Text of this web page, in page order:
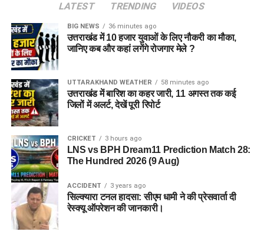
LATEST TRENDING VIDEOS
BIG NEWS 36 minutes ago
उत्तराखंड में 10 हजार युवाओं के लिए नौकरी का मौका,
जानिए कब और कहां लगेंगे रोजगार मेले ?
UTTARAKHAND WEATHER 58 minutes ago
उत्तराखंड में बारिश का कहर जारी, 11 अगस्त तक कई
जिलों में अलर्ट, देखें पूरी रिपोर्ट
CRICKET 3 hours ago
LNS vs BPH Dream11 Prediction Match 28:
The Hundred 2026 (9 Aug)
ACCIDENT 3 years ago
सिल्क्यारा टनल हादसा: सीएम धामी ने की प्रेसवार्ता दी
रेस्क्यू ऑपरेशन की जानकारी।